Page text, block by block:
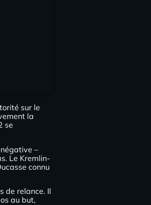
sur le
la
se
–
Le Kremlin-
connu
de relance. Il
au but,